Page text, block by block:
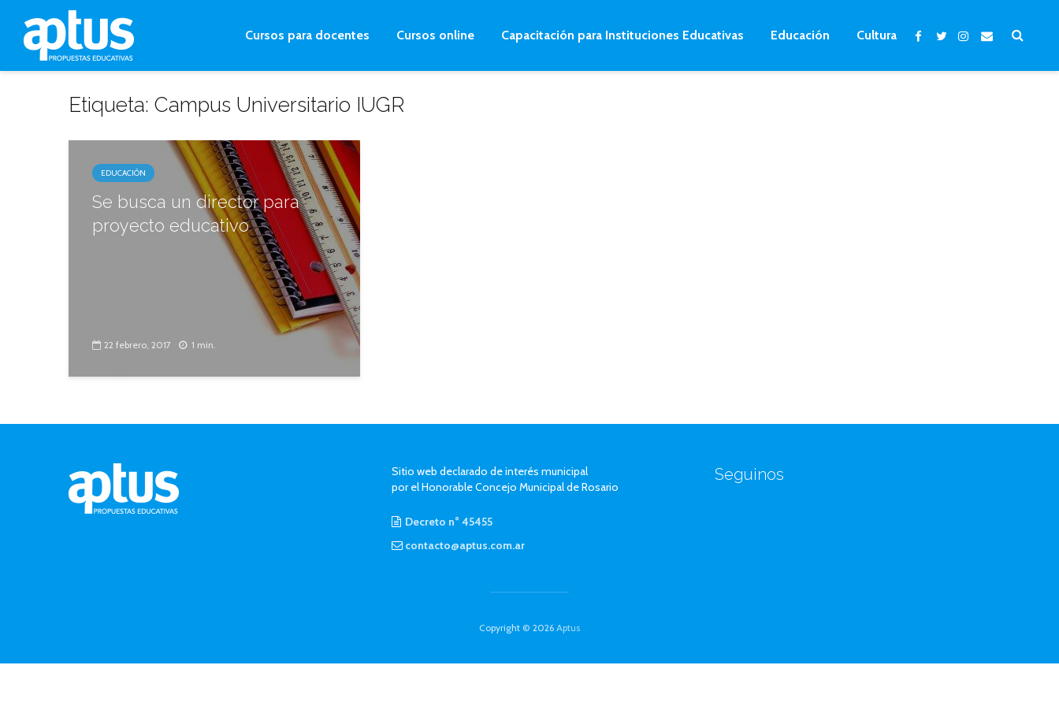
Cursos para docentes Cursos online Capacitación para Instituciones Educativas Educación Cultura
Etiqueta: Campus Universitario IUGR
EDUCACIÓN
Se busca un director para
proyecto educativo
22 febrero, 2017 1 min.
Sitio web declarado de interés municipal
por el Honorable Concejo Municipal de Rosario
Decreto n° 45455
contacto@aptus.com.ar
Seguinos
Copyright © 2026 Aptus